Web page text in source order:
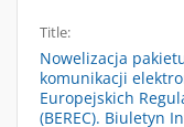
Title:
Nowelizacja
komunikacji
Europejskich
(BEREC). Biuletyn